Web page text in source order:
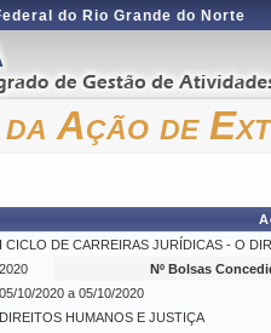
do Rio Grande do Norte
Ação de
I CICLO DE CARREIRAS JURÍDICAS - O
2020
Nº Bolsas
05/10/2020 a 05/10/2020
DIREITOS HUMANOS E JUSTIÇA